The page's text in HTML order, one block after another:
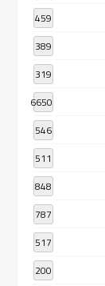
459
389
319
6650
546
511
848
787
517
200